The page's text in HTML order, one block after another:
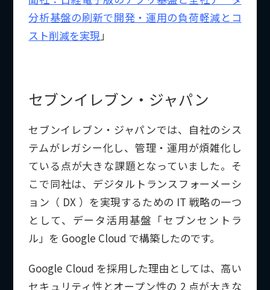
分析基盤の刷新で開発・運用の負荷軽減とコ
スト削減を実現」
セブンイレブン・ジャパン
セブンイレブン・ジャパンでは、自社のシス
テムがレガシー化し、管理・運用が煩雑化し
ている点が大きな課題となっていました。そ
こで同社は、デジタルトランスフォーメーシ
ョン（ DX ）を実現するための IT 戦略の一つ
として、データ活用基盤「セブンセントラ
ル」を Google Cloud で構築したのです。
Google Cloud を採用した理由としては、高い
セキュリティ性とオープン性の 2 点が大きな